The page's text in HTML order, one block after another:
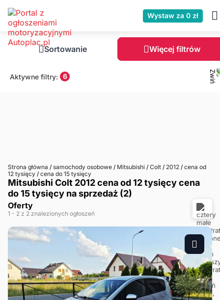
Wystaw za 0 zł
Sortowanie Więcej filtrów
Aktywne filtry: 6
Strona główna / samochody osobowe / Mitsubishi / Colt / 2012 / cena od
12 tysięcy / cena do 15 tysięcy
Mitsubishi Colt 2012 cena od 12 tysięcy cena
do 15 tysięcy na sprzedaż (2)
Oferty
1 - 2 z 2 znalezionych ogłoszeń